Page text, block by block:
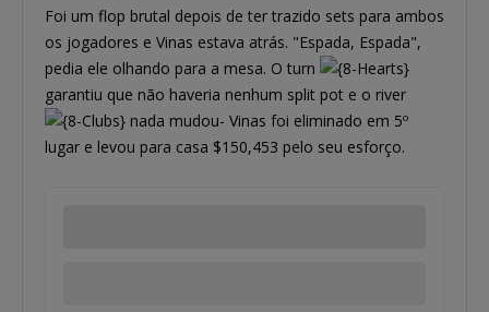
Foi um flop brutal depois de ter trazido sets para ambos
os jogadores e Vinas estava atrás. "Espada, Espada",
pedia ele olhando para a mesa. O turn
garantiu que não haveria nenhum split pot e o river
nada mudou- Vinas foi eliminado em 5º
lugar e levou para casa $150,453 pelo seu esforço.